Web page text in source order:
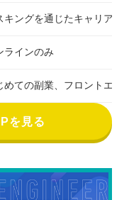
キングを通じたキャリア
ラインのみ
めての副業、フロントエ
を見る